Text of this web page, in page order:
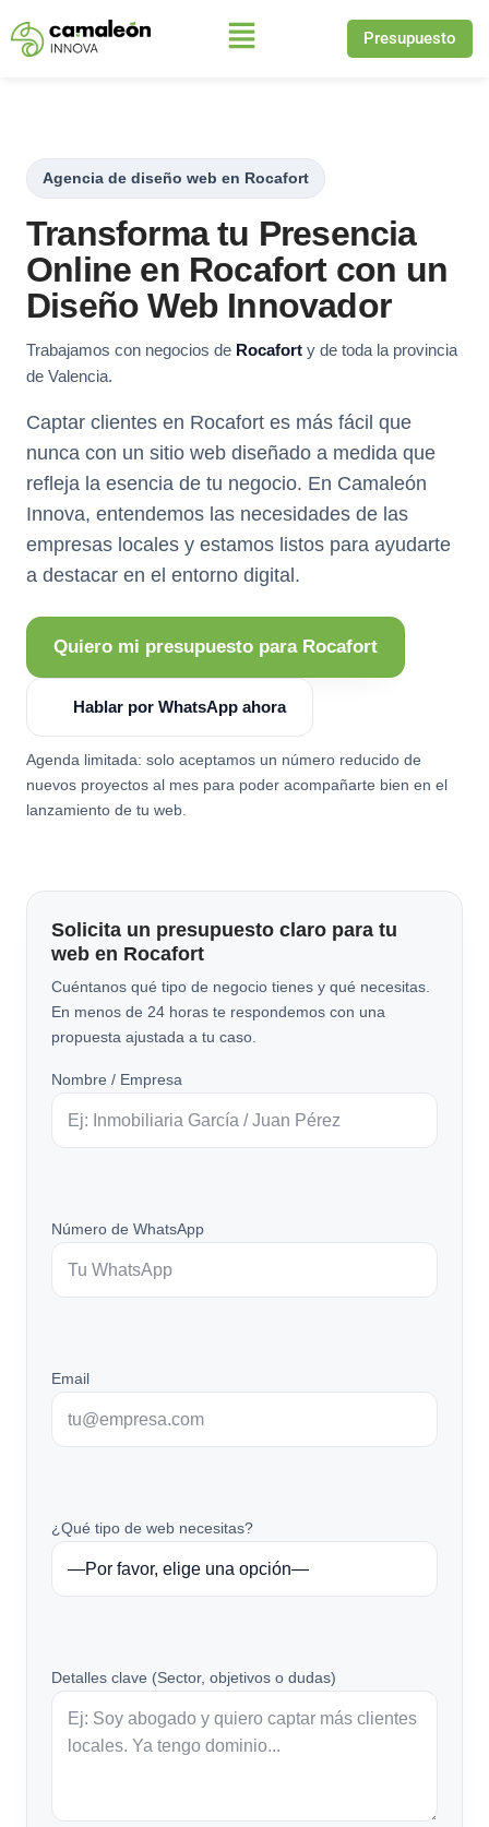
Saltar
Presupuesto
Agencia de diseño web en Rocafort
Transforma tu Presencia
Online en Rocafort con un
Diseño Web Innovador
Trabajamos con negocios de Rocafort y de toda la provincia
de Valencia.
Captar clientes en Rocafort es más fácil que
nunca con un sitio web diseñado a medida que
refleja la esencia de tu negocio. En Camaleón
Innova, entendemos las necesidades de las
empresas locales y estamos listos para ayudarte
a destacar en el entorno digital.
Quiero mi presupuesto para Rocafort
Hablar por WhatsApp ahora
Agenda limitada: solo aceptamos un número reducido de
nuevos proyectos al mes para poder acompañarte bien en el
lanzamiento de tu web.
Solicita un presupuesto claro para tu
web en Rocafort
Cuéntanos qué tipo de negocio tienes y qué necesitas.
En menos de 24 horas te respondemos con una
propuesta ajustada a tu caso.
Nombre / Empresa
Número de WhatsApp
Email
¿Qué tipo de web necesitas?
Detalles clave (Sector, objetivos o dudas)